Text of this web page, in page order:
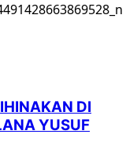
DI
YUSUF